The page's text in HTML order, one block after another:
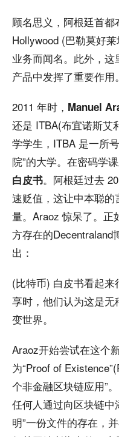
顾名思义，阿根廷首
Hollywood (巴勒莫好
业务而闻名。此外，
产品中发挥了重要作用。
2011 年时， Manuel
还是 ITBA(布宜诺斯艾
学学生，ITBA 是一所
院”的大学。在密码学
白皮书。阿根廷过去
速贬值，这让中本聪
量。Araoz 惊呆了。正
方存在的Decentraland
出：
(比特币) 白皮书看起
享时，他们认为这是
变世界。
Araoz开始尝试在这个
为“Proof of
个非金融区块链应用”
任何人通过向区块链中
明”一份文件的存在，